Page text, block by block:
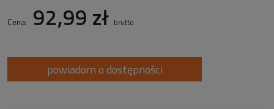
Cena: 92,99 zł brutto
powiadom o dostępności